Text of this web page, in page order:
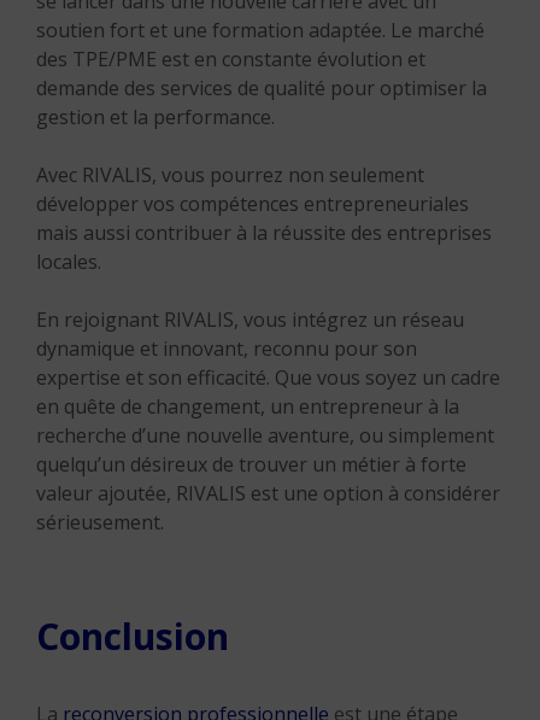
soutien fort et une formation adaptée. Le marché
des TPE/PME est en constante évolution et
demande des services de qualité pour optimiser la
gestion et la performance.
Avec RIVALIS, vous pourrez non seulement
développer vos compétences entrepreneuriales
mais aussi contribuer à la réussite des entreprises
locales.
En rejoignant RIVALIS, vous intégrez un réseau
dynamique et innovant, reconnu pour son
expertise et son efficacité. Que vous soyez un cadre
en quête de changement, un entrepreneur à la
recherche d’une nouvelle aventure, ou simplement
quelqu’un désireux de trouver un métier à forte
valeur ajoutée, RIVALIS est une option à considérer
sérieusement.
Conclusion
La reconversion professionnelle est une étape